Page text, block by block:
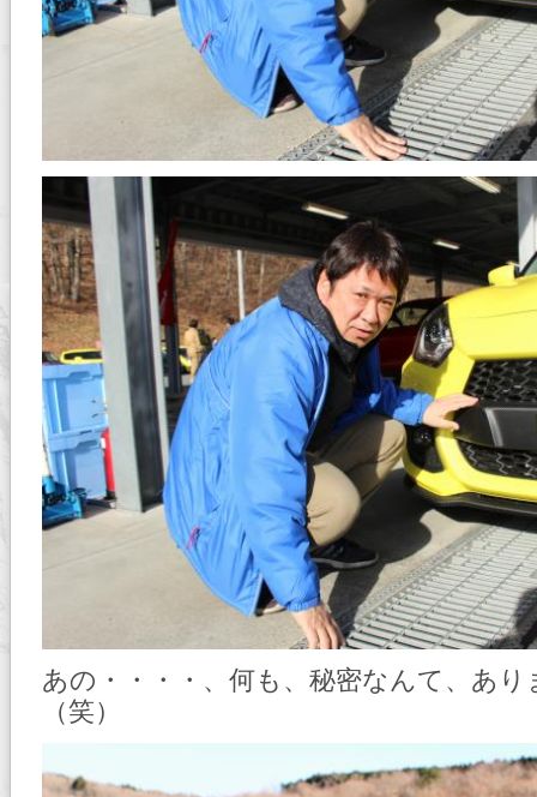
あの・・・・、何も、秘密なんて、あ
（笑）